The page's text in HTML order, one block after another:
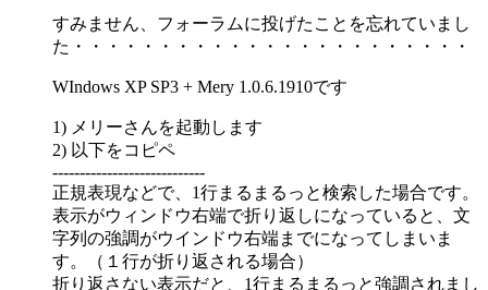
すみません、フォーラムに投げたことを忘れていまし
た・・・・・・・・・・・・・・・・・・・・・・・
WIndows XP SP3 + Mery 1.0.6.1910です
1) メリーさんを起動します
2) 以下をコピペ
----------------------------
正規表現などで、1行まるまるっと検索した場合です。
表示がウィンドウ右端で折り返しになっていると、文
字列の強調がウインドウ右端までになってしまいま
す。（１行が折り返される場合）
折り返さない表示だと、1行まるまるっと強調されまし